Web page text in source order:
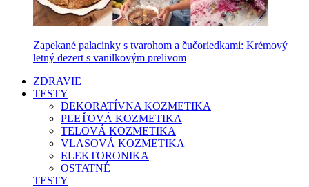
Zapekané palacinky s tvarohom a čučoriedkami: Krémový
letný dezert s vanilkovým prelivom
ZDRAVIE
TESTY
DEKORATÍVNA KOZMETIKA
PLEŤOVÁ KOZMETIKA
TELOVÁ KOZMETIKA
VLASOVÁ KOZMETIKA
ELEKTORONIKA
OSTATNÉ
TESTY